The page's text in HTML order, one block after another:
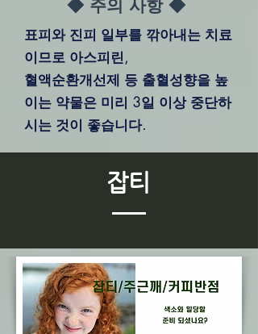
표피와 진피 일부를 깎아내는 치료
이므로 아스피린,
​혈액순환개선제 등 출혈성향을 높
이는 약물은 미리 3일 이상 중단하
시는 것이 좋습니다.
​잡티